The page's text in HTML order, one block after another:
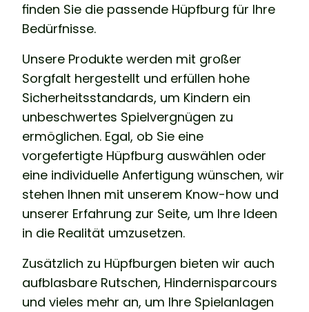
finden Sie die passende Hüpfburg für Ihre
Bedürfnisse.
Unsere Produkte werden mit großer
Sorgfalt hergestellt und erfüllen hohe
Sicherheitsstandards, um Kindern ein
unbeschwertes Spielvergnügen zu
ermöglichen. Egal, ob Sie eine
vorgefertigte Hüpfburg auswählen oder
eine individuelle Anfertigung wünschen, wir
stehen Ihnen mit unserem Know-how und
unserer Erfahrung zur Seite, um Ihre Ideen
in die Realität umzusetzen.
Zusätzlich zu Hüpfburgen bieten wir auch
aufblasbare Rutschen, Hindernisparcours
und vieles mehr an, um Ihre Spielanlagen